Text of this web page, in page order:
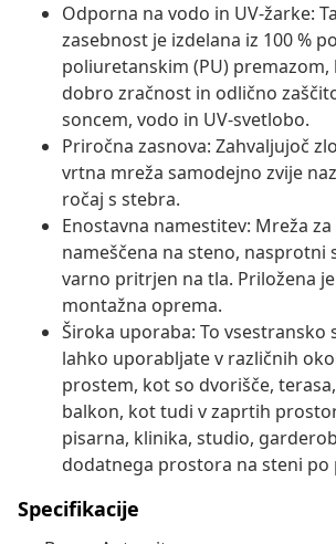
Odporna na vodo in UV-žarke:
zasebnost je izdelana iz 100 %
poliuretanskim (PU) premazom,
dobro zračnost in odlično
soncem, vodo in UV-svetlobo.
Priročna zasnova: Zahvaljujoč
vrtna mreža samodejno zvije
ročaj s stebra.
Enostavna namestitev: Mreža
nameščena na steno, nasprotni
varno pritrjen na tla. Priložena
montažna oprema.
Široka uporaba: To vsestransko
lahko uporabljate v različnih
prostem, kot so dvorišče,
balkon, kot tudi v zaprtih
pisarna, klinika, studio,
dodatnega prostora na steni po
Specifikacije